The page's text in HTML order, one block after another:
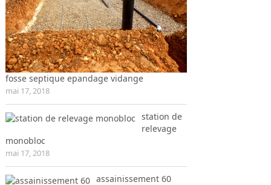
fosse septique epandage vidange
mai 17, 2018
station de
relevage
monobloc
mai 17, 2018
assainissement 60